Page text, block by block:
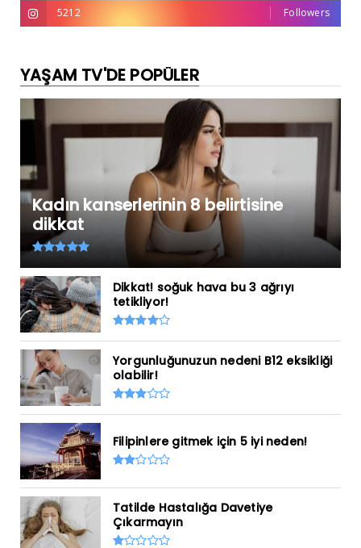
5212 Followers
YAŞAM TV'DE POPÜLER
Kadın kanserlerinin 8 belirtisine
dikkat
Dikkat! soğuk hava bu 3 ağrıyı
tetikliyor!
Yorgunluğunuzun nedeni B12 eksikliği
olabilir!
Filipinlere gitmek için 5 iyi neden!
Tatilde Hastalığa Davetiye
Çıkarmayın